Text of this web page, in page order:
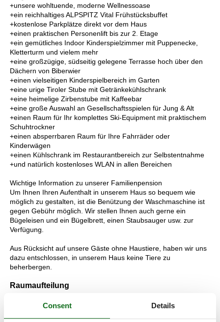
+unsere wohltuende, moderne Wellnessoase
+ein reichhaltiges ALPSPITZ Vital Frühstücksbuffet
+kostenlose Parkplätze direkt vor dem Haus
+einen praktischen Personenlift bis zur 2. Etage
+ein gemütliches Indoor Kinderspielzimmer mit Puppenecke,
Kletterturm und vielem mehr
+eine großzügige, südseitig gelegene Terrasse hoch über den
Dächern von Biberwier
+einen vielseitigen Kinderspielbereich im Garten
+eine urige Tiroler Stube mit Getränkekühlschrank
+eine heimelige Zirbenstube mit Kaffeebar
+eine große Auswahl an Gesellschaftsspielen für Jung & Alt
+einen Raum für Ihr komplettes Ski-Equipment mit praktischem
Schuhtrockner
+einen absperrbaren Raum für Ihre Fahrräder oder
Kinderwägen
+einen Kühlschrank im Restaurantbereich zur Selbstentnahme
+und natürlich kostenloses WLAN in allen Bereichen
Wichtige Information zu unserer Familienpension
Um Ihnen Ihren Aufenthalt in unserem Haus so bequem wie
möglich zu gestalten, ist die Benützung der Waschmaschine ist
gegen Gebühr möglich. Wir stellen Ihnen auch gerne ein
Bügeleisen und ein Bügelbrett, einen Staubsauger usw. zur
Verfügung.
Aus Rücksicht auf unsere Gäste ohne Haustiere, haben wir uns
dazu entschlossen, in unserem Haus keine Tiere zu
beherbergen.
Raumaufteilung
Schlafzimmer, 2 Personen
Consent Details